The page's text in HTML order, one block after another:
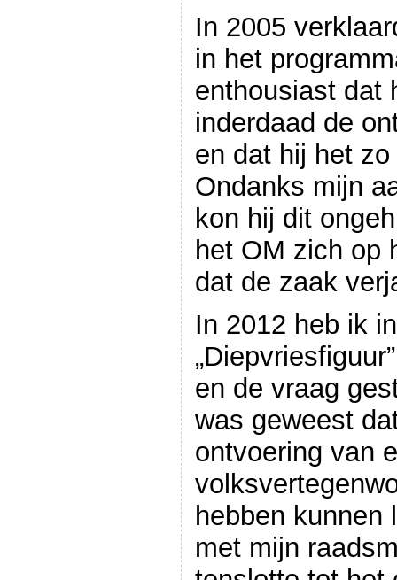
In 2005
in het
enthousiast dat
inderdaad de
en dat hij het
Ondanks mijn
kon hij dit
het OM zich op
dat de zaak
In 2012 heb ik
en de vraag
was geweest
ontvoering van
hebben kunnen
met mijn